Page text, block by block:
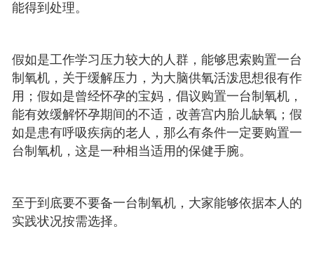
能得到处理。
假如是工作学习压力较大的人群，能够思索购置一台
制氧机，关于缓解压力，为大脑供氧活泼思想很有作
用；假如是曾经怀孕的宝妈，倡议购置一台制氧机，
能有效缓解怀孕期间的不适，改善宫内胎儿缺氧；假
如是患有呼吸疾病的老人，那么有条件一定要购置一
台制氧机，这是一种相当适用的保健手腕。
至于到底要不要备一台制氧机，大家能够依据本人的
实践状况按需选择。